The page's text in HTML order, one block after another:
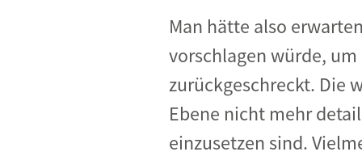
Man hätte also
vorschlagen würde,
zurückgeschreckt. Die
Ebene nicht mehr
einzusetzen sind.